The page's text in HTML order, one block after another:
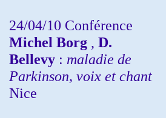
24/04/10 Conférence
Michel Borg , D.
Bellevy : maladie de
Parkinson, voix et chant
Nice